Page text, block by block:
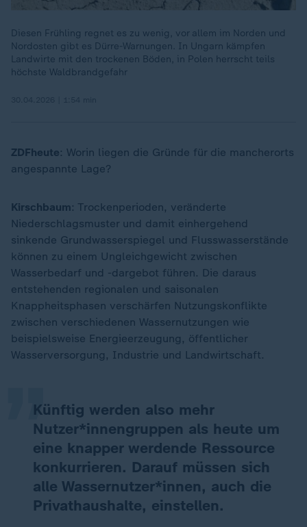
Diesen Frühling regnet es zu wenig, vor allem im Norden und
Nordosten gibt es Dürre-Warnungen. In Ungarn kämpfen
Landwirte mit den trockenen Böden, in Polen herrscht teils
höchste Waldbrandgefahr
ZDFheute: Worin liegen die Gründe für die mancherorts
angespannte Lage?
Kirschbaum: Trockenperioden, veränderte
Niederschlagsmuster und damit einhergehend
sinkende Grundwasserspiegel und Flusswasserstände
können zu einem Ungleichgewicht zwischen
Wasserbedarf und -dargebot führen. Die daraus
entstehenden regionalen und saisonalen
Knappheitsphasen verschärfen Nutzungskonflikte
zwischen verschiedenen Wassernutzungen wie
beispielsweise Energieerzeugung, öffentlicher
Wasserversorgung, Industrie und Landwirtschaft.
Künftig werden also mehr
Nutzer*innengruppen als heute um
eine knapper werdende Ressource
konkurrieren. Darauf müssen sich
alle Wassernutzer*innen, auch die
Privathaushalte, einstellen.
„